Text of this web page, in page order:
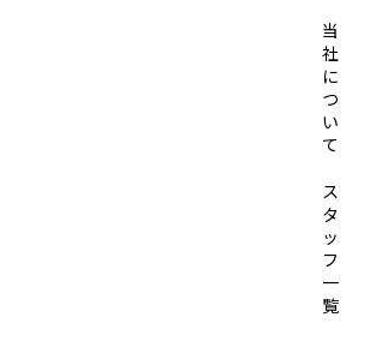
当
社
に
つ
い
て
ス
タ
ッ
フ
一
覧